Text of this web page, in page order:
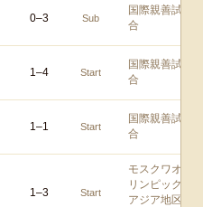
0–3 Sub
国際親善試
合
1–4 Start
国際親善試
合
1–1 Start
国際親善試
合
1–3 Start
モスクワオ
リンピック
アジア地区